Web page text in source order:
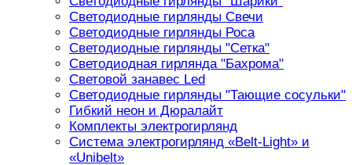
Светодиодные гирлянды Свечи
Светодиодные гирлянды Роса
Светодиодные гирлянды "Сетка"
Светодиодная гирлянда "Бахрома"
Световой занавес Led
Светодиодные гирлянды "Тающие сосульки"
Гибкий неон и Дюралайт
Комплекты электрогирлянд
Система электрогирлянд «Belt-Light» и
«Unibelt»